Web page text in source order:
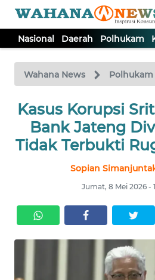
Nasional Daerah Polhukam
Wahana News Polhukam
Kasus Korupsi
Bank Jateng
Tidak Terbukti
Sopian
Jumat, 8 Mei 2026 -
TV
Tutup
NASIONAL
DAERAH
KRIMINAL
EKUIN